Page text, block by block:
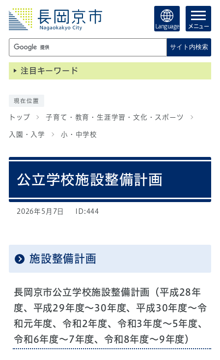
Language メニュー
サイト内検索
注目キーワード
現在位置
トップ 子育て・教育・生涯学習・文化・スポーツ
入園・入学 小・中学校
公立学校施設整備計画
2026年5月7日 ID:444
施設整備計画
長岡京市公立学校施設整備計画（平成28年
度、平成29年度～30年度、平成30年度～令
和元年度、令和2年度、令和3年度～5年度、
令和6年度～7年度、令和8年度～9年度）